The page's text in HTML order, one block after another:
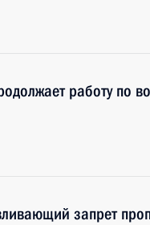
работу по
запрет